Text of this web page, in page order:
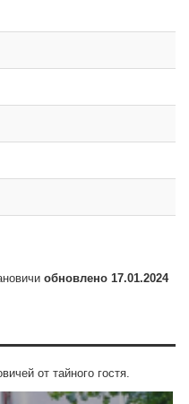
обновлено 17.01.2024
от тайного гостя.